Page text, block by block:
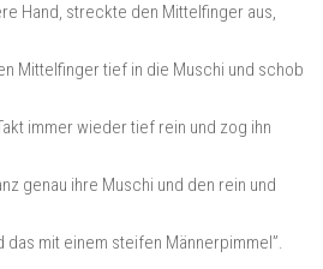
Hand, streckte den Mittelfinger aus,
Mittelfinger tief in die Muschi und schob
immer wieder tief rein und zog ihn
genau ihre Muschi und den rein und
das mit einem steifen Männerpimmel”.